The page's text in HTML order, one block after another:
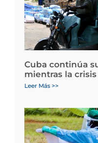
Cuba continúa
mientras la
Leer Más >>